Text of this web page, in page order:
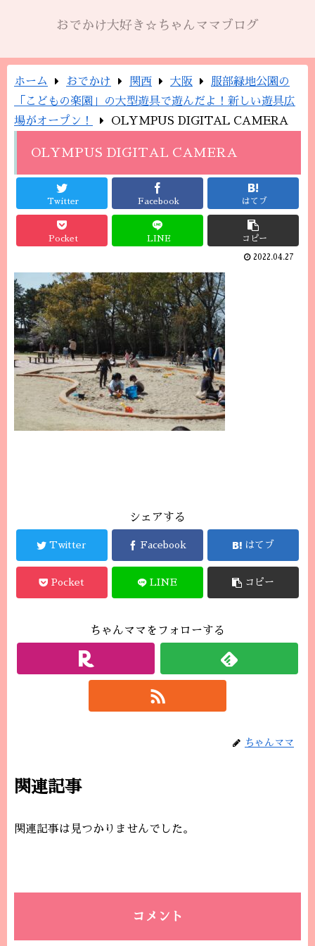
おでかけ大好き☆ちゃんママブログ
ホーム おでかけ 関西 大阪
服部緑地公園の
「こどもの楽園」の大型遊具で遊んだよ！新しい遊具広
場がオープン！
OLYMPUS DIGITAL CAMERA
OLYMPUS DIGITAL CAMERA
Twitter Facebook はてブ
Pocket LINE コピー
2022.04.27
シェアする
Twitter Facebook はてブ
Pocket LINE コピー
ちゃんママをフォローする
ちゃんママ
関連記事
関連記事は見つかりませんでした。
コメント